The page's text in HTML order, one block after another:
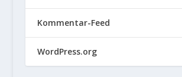
Kommentar-Feed
WordPress.org